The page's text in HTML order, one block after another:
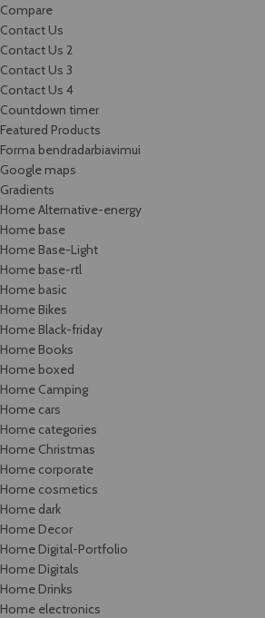
Compare
Contact Us
Contact Us 2
Contact Us 3
Contact Us 4
Countdown timer
Featured Products
Forma bendradarbiavimui
Google maps
Gradients
Home Alternative-energy
Home base
Home Base-Light
Home base-rtl
Home basic
Home Bikes
Home Black-friday
Home Books
Home boxed
Home Camping
Home cars
Home categories
Home Christmas
Home corporate
Home cosmetics
Home dark
Home Decor
Home Digital-Portfolio
Home Digitals
Home Drinks
Home electronics